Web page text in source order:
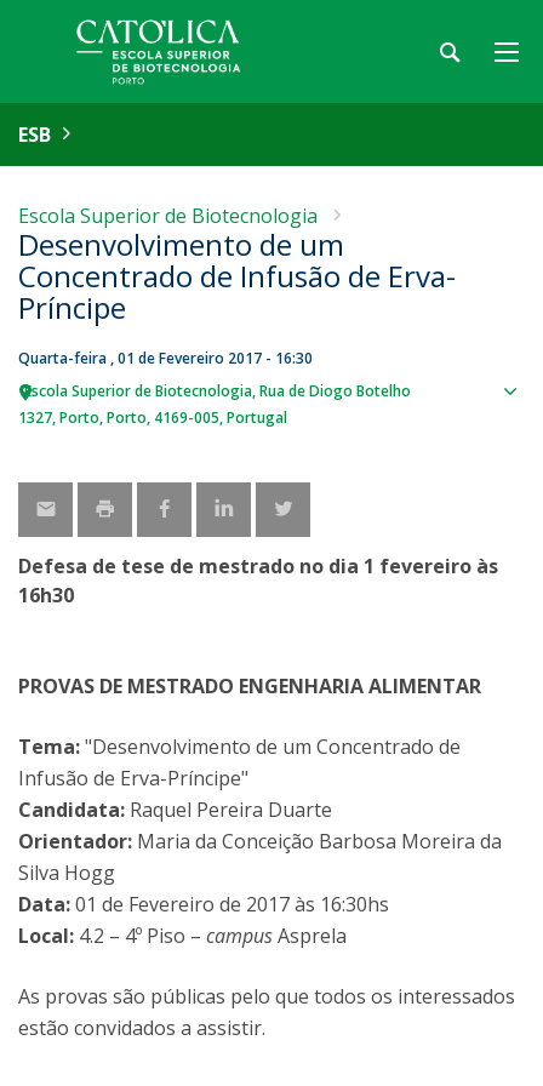
ESB
Escola Superior de Biotecnologia
Desenvolvimento de um
Concentrado de Infusão de Erva-
Príncipe
Quarta-feira , 01 de Fevereiro 2017 - 16:30
Escola Superior de Biotecnologia Rua de Diogo Botelho
1327 Porto Porto 4169-005 Portugal
Defesa de tese de mestrado no dia 1 fevereiro às
16h30
PROVAS DE MESTRADO ENGENHARIA ALIMENTAR
Tema:"Desenvolvimento de um Concentrado de
Infusão de Erva-Príncipe"
Candidata: Raquel Pereira Duarte
Orientador: Maria da Conceição Barbosa Moreira da
Silva Hogg
Data:01 de Fevereiro de 2017 às 16:30hs
Local: 4.2 – 4º Piso – campusAsprela
As provas são públicas pelo que todos os interessados
estão convidados a assistir.